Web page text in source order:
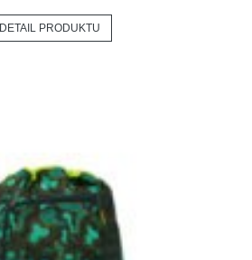
DETAIL PRODUKTU